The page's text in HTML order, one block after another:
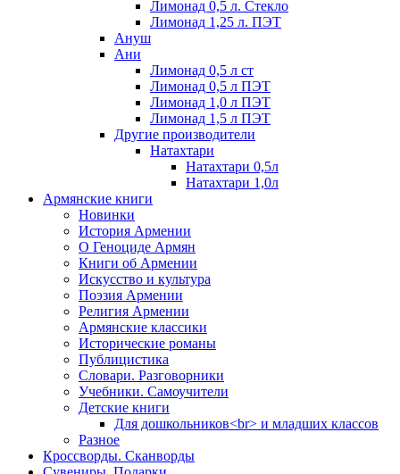
Лимонад 0,5 л. Стекло
Лимонад 1,25 л. ПЭТ
Ануш
Ани
Лимонад 0,5 л ст
Лимонад 0,5 л ПЭТ
Лимонад 1,0 л ПЭТ
Лимонад 1,5 л ПЭТ
Другие производители
Натахтари
Натахтари 0,5л
Натахтари 1,0л
Армянские книги
Новинки
История Армении
О Геноциде Армян
Книги об Армении
Иcкусство и культура
Поэзия Армении
Религия Армении
Армянские классики
Исторические романы
Публицистика
Словари. Разговорники
Учебники. Самоучители
Детские книги
Для дошкольников<br> и младших классов
Разное
Кроссворды. Сканворды